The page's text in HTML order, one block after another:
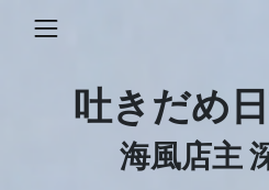
吐きだめ
海風店主